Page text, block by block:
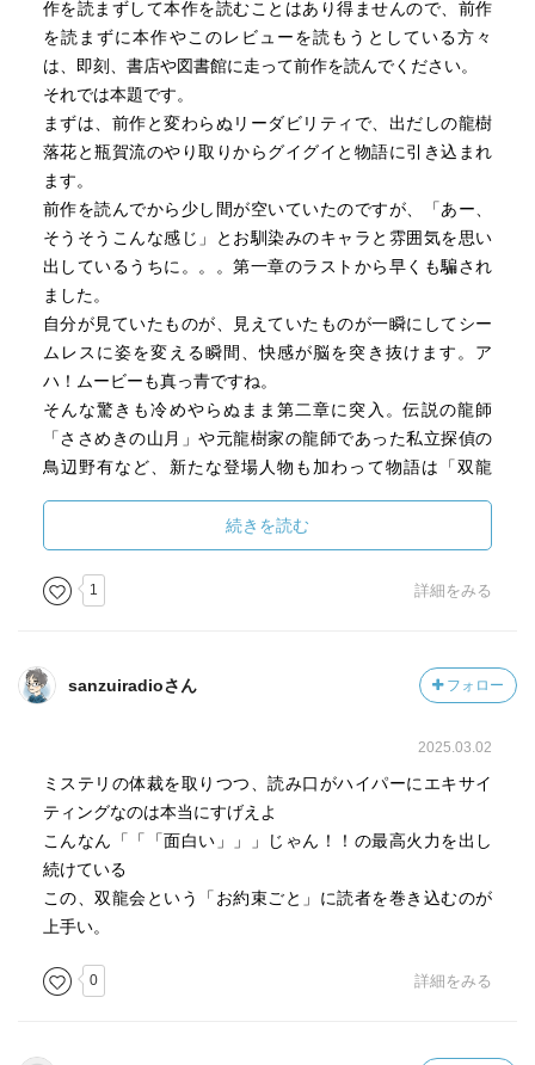
作を読まずして本作を読むことはあり得ませんので、前作
を読まずに本作やこのレビューを読もうとしている方々
は、即刻、書店や図書館に走って前作を読んでください。
それでは本題です。
まずは、前作と変わらぬリーダビリティで、出だしの龍樹
落花と瓶賀流のやり取りからグイグイと物語に引き込まれ
ます。
前作を読んでから少し間が空いていたのですが、「あー、
そうそうこんな感じ」とお馴染みのキャラと雰囲気を思い
出しているうちに。。。第一章のラストから早くも騙され
ました。
自分が見ていたものが、見えていたものが一瞬にしてシー
ムレスに姿を変える瞬間、快感が脳を突き抜けます。ア
ハ！ムービーも真っ青ですね。
そんな驚きも冷めやらぬまま第二章に突入。伝説の龍師
「ささめきの山月」や元龍樹家の龍師であった私立探偵の
鳥辺野有など、新たな登場人物も加わって物語は「双龍
ネタバレしないように、物語の紹介はこれくらいにしてお
きますが、あと一つだけ。
流、達也、論語、撫子、そして落花など登場人物が多く、
誰が主人公とは特定はできませんが、今回はそのうちの何
それらは時に痛快で、でも時に切なくほろ苦く、「ああ、
青春やなぁ」と心を熱くさせられます。
そしてクライマックスでは、再び騙されていたことに気づ
き（信じられへん！）、意味深なラストを読み終えるとす
ぐに、続きが読みたくなること請け合いです。
ああ、続きがあるありがたさ！次作も楽しみです。
続きを読む
1 詳細をみる
sanzuiradioさん フォロー
2025.03.02
ミステリの体裁を取りつつ、読み口がハイパーにエキサイ
ティングなのは本当にすげえよ
こんなん「「「面白い」」」じゃん！！の最高火力を出し
続けている
この、双龍会という「お約束ごと」に読者を巻き込むのが
上手い。
0 詳細をみる